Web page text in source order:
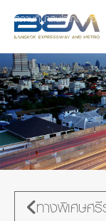
สถานที่น่าสนใจใกล้ทางพิเศ
สวนอาหารเรือนไทย
ทางพิเศษศ